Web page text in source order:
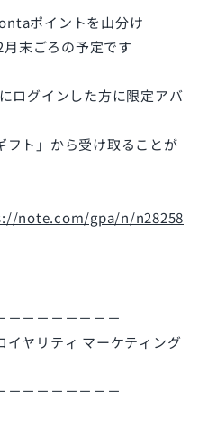
ポイントを山分け
末ごろの予定です
ログインした方に限定アバ
ト」から受け取ることが
note.com/gpa/n/n28258
－－－－－－－－
ヤリティ マーケティング
－－－－－－－－